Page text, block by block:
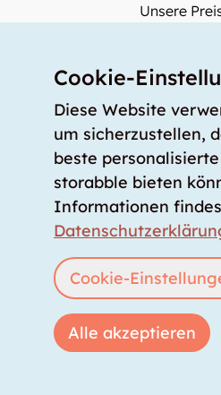
Unsere
storabble
Medienbeiträge
Wie gross muss ein
Was kostet ein Lagerraum?
Anmelden Lagerraum
Cookie-
Diese Website
um sicherzustellen,
beste
storabble bieten
Informationen
Cookie-
Alle akzeptieren